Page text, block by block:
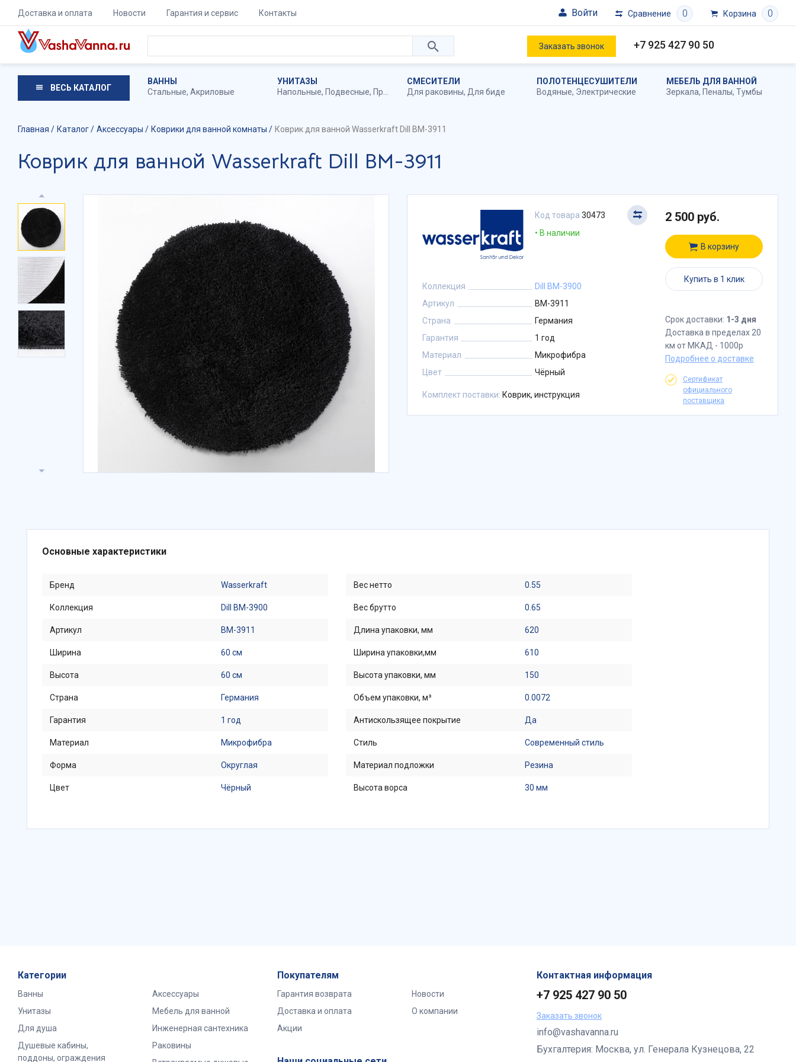
Доставка и оплата Новости Гарантия и сервис Контакты Войти Сравнение 0 Корзина 0
Заказать звонок +7 925 427 90 50
ВЕСЬ КАТАЛОГ
ВАННЫ
Стальные, Акриловые
УНИТАЗЫ
Напольные, Подвесные, Приставные
СМЕСИТЕЛИ
Для раковины, Для биде
ПОЛОТЕНЦЕСУШИТЕЛИ
Водяные, Электрические
МЕБЕЛЬ ДЛЯ ВАННОЙ
Зеркала, Пеналы, Тумбы
Главная Каталог Аксессуары Коврики для ванной комнаты Коврик для ванной Wasserkraft Dill BM-3911
Коврик для ванной Wasserkraft Dill BM-3911
Код товара 30473
В наличии
Коллекция
Dill BM-3900
Артикул
BM-3911
Страна
Германия
Гарантия
1 год
Материал
Микрофибра
Цвет
Чёрный
Комплект поставки: Коврик, инструкция
2 500 руб.
В корзину
Купить в 1 клик
Срок доставки: 1-3 дня
Доставка в пределах 20
км от МКАД - 1000р
Подробнее о доставке
Сертификат
официального
поставщика
Основные характеристики
Бренд Wasserkraft
Коллекция Dill BM-3900
Артикул BM-3911
Ширина 60 см
Высота 60 см
Страна Германия
Гарантия 1 год
Материал Микрофибра
Форма Округлая
Цвет Чёрный
Вес нетто 0.55
Вес брутто 0.65
Длина упаковки, мм 620
Ширина упаковки,мм 610
Высота упаковки, мм 150
Объем упаковки, м³ 0.0072
Антискользящее покрытие Да
Стиль Современный стиль
Материал подложки Резина
Высота ворса 30 мм
Категории
Ванны
Унитазы
Для душа
Душевые кабины,
поддоны, ограждения
Аксессуары
Мебель для ванной
Инженерная сантехника
Раковины
Покупателям
Гарантия возврата
Доставка и оплата
Акции
Новости
О компании
Контактная информация
+7 925 427 90 50
Заказать звонок
info@vashavanna.ru
Бухгалтерия: Москва, ул. Генерала Кузнецова, 22